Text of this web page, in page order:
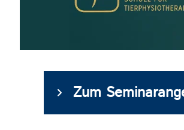
Zum